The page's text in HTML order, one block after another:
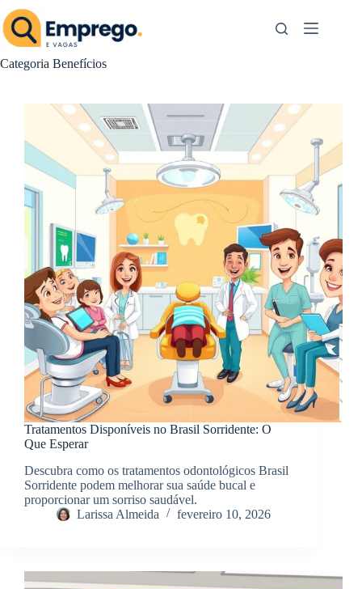
Pular
para
o
conteúdo
Categoria Benefícios
Tratamentos Disponíveis no Brasil Sorridente: O
Que Esperar
Descubra como os tratamentos odontológicos Brasil
Sorridente podem melhorar sua saúde bucal e
proporcionar um sorriso saudável.
Larissa Almeida
fevereiro 10, 2026